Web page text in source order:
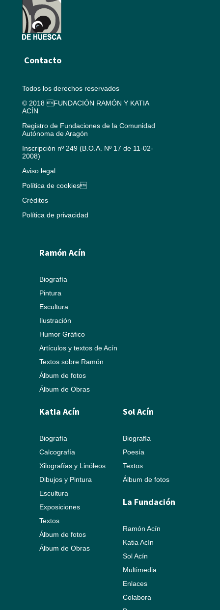
Contacto
Todos los derechos reservados
© 2018 FUNDACIÓN RAMÓN Y KATIA
ACÍN
Registro de Fundaciones de la Comunidad
Autónoma de Aragón
Inscripción nº 249 (B.O.A. Nº 17 de 11-02-
2008)
Aviso legal
Política de cookies
Créditos
Política de privacidad
Ramón Acín
Biografía
Pintura
Escultura
Ilustración
Humor Gráfico
Artículos y textos de Acín
Textos sobre Ramón
Álbum de fotos
Álbum de Obras
Katia Acín
Biografía
Calcografía
Xilografías y Linóleos
Dibujos y Pintura
Escultura
Exposiciones
Textos
Álbum de fotos
Álbum de Obras
Sol Acín
Biografía
Poesía
Textos
Álbum de fotos
La Fundación
Ramón Acín
Katia Acín
Sol Acín
Multimedia
Enlaces
Colabora